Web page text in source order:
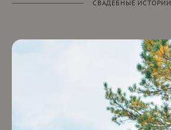
СВАДЕБНЫЕ ИСТОРИИ